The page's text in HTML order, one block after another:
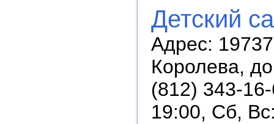
Детский
Адрес:
Королева,
(812) 343-
19:00, Сб,